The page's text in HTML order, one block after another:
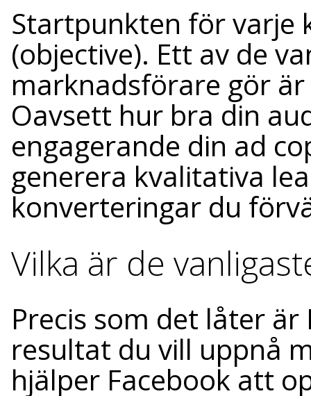
Startpunkten för varje
(objective). Ett av de
marknadsförare gör
Oavsett hur bra din
engagerande din ad
generera kvalitativa
konverteringar du
Vilka är de
Precis som det låter
resultat du vill uppnå
hjälper Facebook att